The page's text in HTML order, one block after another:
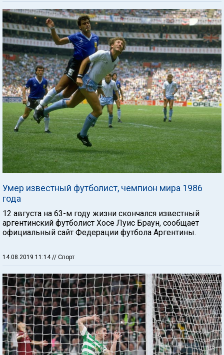
Умер известный футболист, чемпион мира 1986
года
12 августа на 63-м году жизни скончался известный
аргентинский футболист Хосе Луис Браун, сообщает
официальный сайт Федерации футбола Аргентины.
14.08.2019 11:14// Спорт